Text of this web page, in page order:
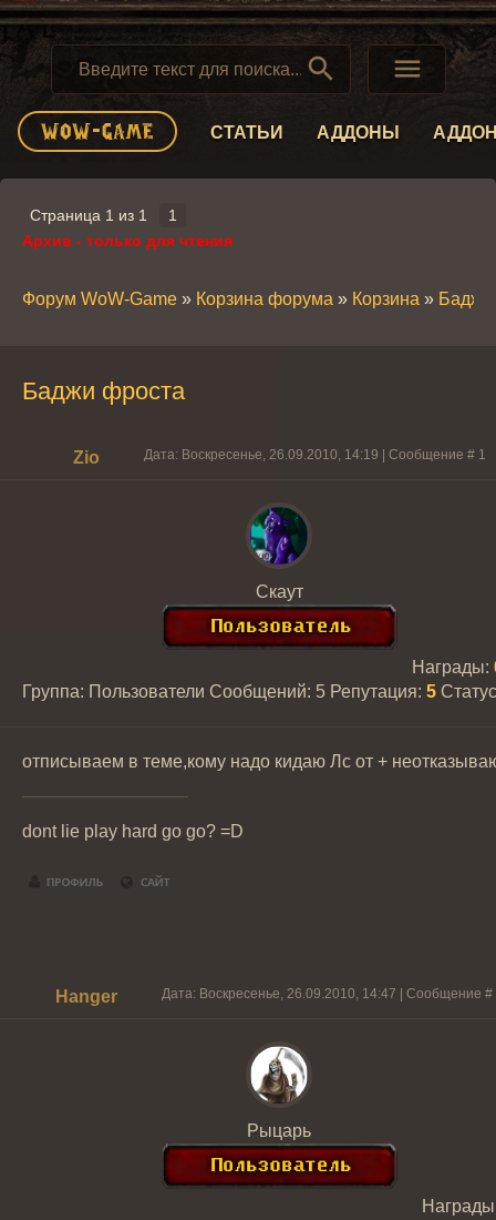
 
СТАТЬИ АДДОНЫ
Страница 1 из 1
1
Архив - только для чтения
Форум WoW-Game » Корзина форума » Корзина » Баджи
Баджи фроста
Zio Дата: Воскресенье, 26.09.2010, 14:19 | Сообщение # 1
Скаут
Группа: Пользователи Сообщений: 5
Награды:
Репутация: 5
отписываем в теме,кому надо кидаю Лс от +
dont lie play hard go go? =D
Hanger Дата: Воскресенье, 26.09.2010, 14:47 | Сообщение #
Рыцарь